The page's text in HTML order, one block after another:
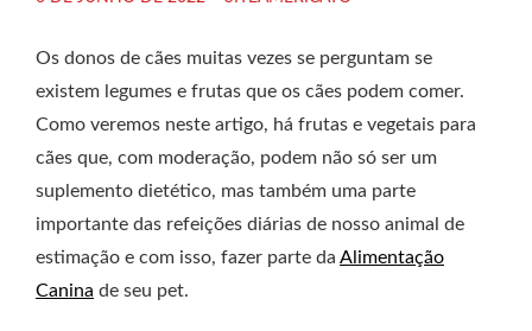
Os donos de cães muitas vezes se perguntam se
existem legumes e frutas que os cães podem comer.
Como veremos neste artigo, há frutas e vegetais para
cães que, com moderação, podem não só ser um
suplemento dietético, mas também uma parte
importante das refeições diárias de nosso animal de
estimação e com isso, fazer parte da Alimentação
Canina de seu pet.